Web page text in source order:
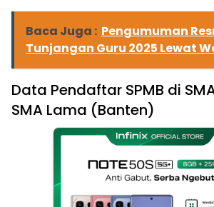
Baca Juga : Pengumuman
Tunjangan Guru 2025 Lewat
Data Pendaftar SPMB di
SMA Lama (Banten)